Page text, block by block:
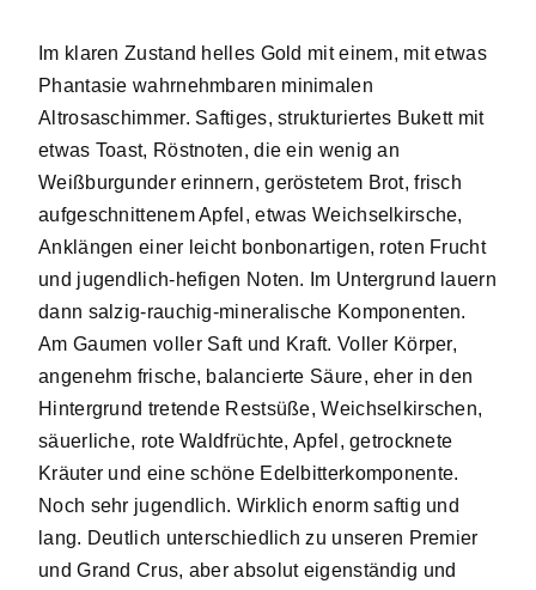
Im klaren Zustand helles Gold mit einem, mit etwas
Phantasie wahrnehmbaren minimalen
Altrosaschimmer. Saftiges, strukturiertes Bukett mit
etwas Toast, Röstnoten, die ein wenig an
Weißburgunder erinnern, geröstetem Brot, frisch
aufgeschnittenem Apfel, etwas Weichselkirsche,
Anklängen einer leicht bonbonartigen, roten Frucht
und jugendlich-hefigen Noten. Im Untergrund lauern
dann salzig-rauchig-mineralische Komponenten.
Am Gaumen voller Saft und Kraft. Voller Körper,
angenehm frische, balancierte Säure, eher in den
Hintergrund tretende Restsüße, Weichselkirschen,
säuerliche, rote Waldfrüchte, Apfel, getrocknete
Kräuter und eine schöne Edelbitterkomponente.
Noch sehr jugendlich. Wirklich enorm saftig und
lang. Deutlich unterschiedlich zu unseren Premier
und Grand Crus, aber absolut eigenständig und